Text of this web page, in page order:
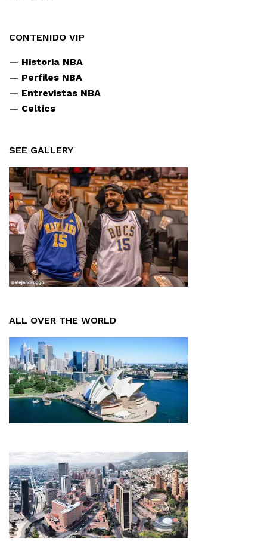
CONTENIDO VIP
— Historia NBA
— Perfiles NBA
— Entrevistas NBA
— Celtics
SEE GALLERY
ALL OVER THE WORLD